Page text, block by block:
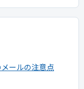
ールの注意点